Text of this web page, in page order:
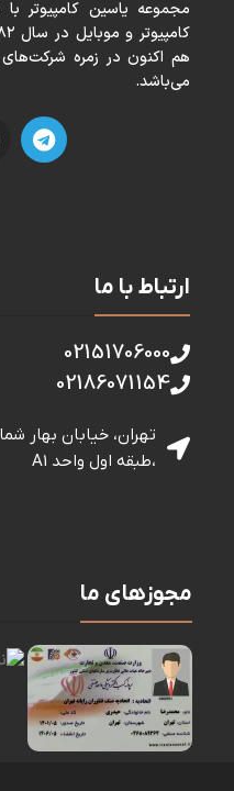
مجموعه ياسين كامپيوتر
هم اكنون در زمره
می‌باشد.
ارتباط با ما
02151706000
02186071154
،طبقه اول واحد A1
مجوزهای ما